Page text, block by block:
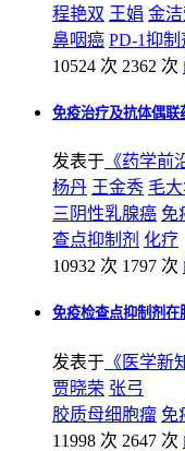
程艳双 王娟 金
鼻咽癌 PD-1抑制
10524 次 2362 次
免疫治疗及抗体偶联
发表于 《药学前
杨丹 王金秀 毛
三阴性乳腺癌 免
查点抑制剂 化疗
10932 次 1797 次
免疫检查点抑制剂在
发表于 《医学新
贾晓荣 张弓
胶质母细胞瘤 免
11998 次 2647 次